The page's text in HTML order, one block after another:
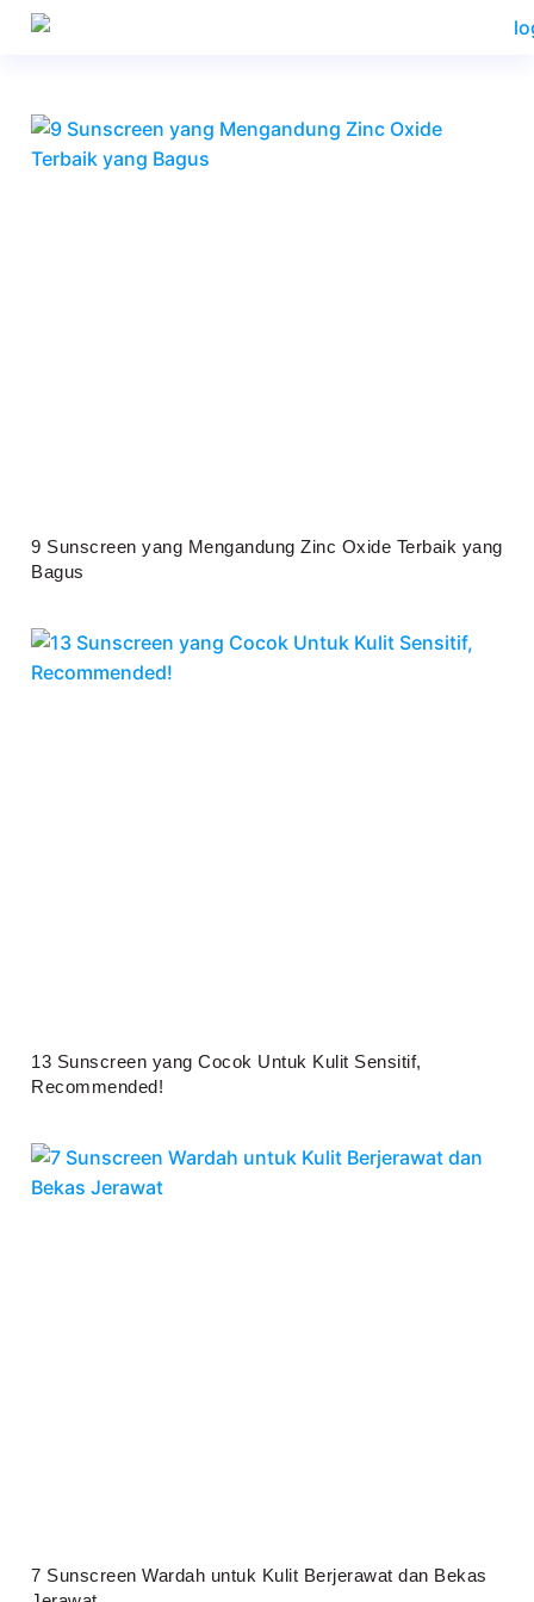
9 Sunscreen yang Mengandung Zinc Oxide Terbaik yang
Bagus
13 Sunscreen yang Cocok Untuk Kulit Sensitif,
Recommended!
7 Sunscreen Wardah untuk Kulit Berjerawat dan Bekas